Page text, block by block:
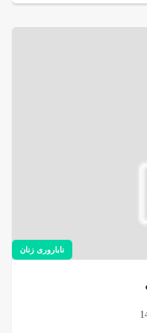
ناباروری زنان